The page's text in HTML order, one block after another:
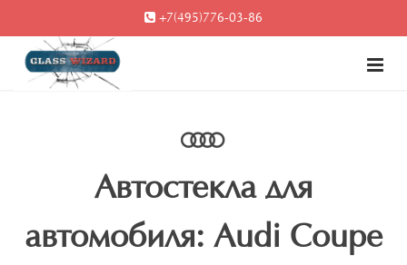
+7(495)776-03-86
Автостекла для
автомобиля: Audi Coupe